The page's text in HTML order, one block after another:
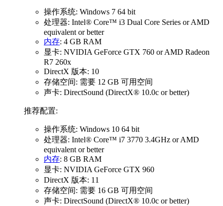
操作系统: Windows 7 64 bit
处理器: Intel® Core™ i3 Dual Core Series or AMD
equivalent or better
内存: 4 GB RAM
显卡: NVIDIA GeForce GTX 760 or AMD Radeon
R7 260x
DirectX 版本: 10
存储空间: 需要 12 GB 可用空间
声卡: DirectSound (DirectX® 10.0c or better)
推荐配置:
操作系统: Windows 10 64 bit
处理器: Intel® Core™ i7 3770 3.4GHz or AMD
equivalent or better
内存: 8 GB RAM
显卡: NVIDIA GeForce GTX 960
DirectX 版本: 11
存储空间: 需要 16 GB 可用空间
声卡: DirectSound (DirectX® 10.0c or better)